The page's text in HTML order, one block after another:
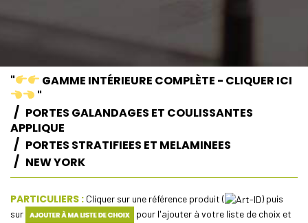
"
GAMME INTÉRIEURE COMPLÈTE - CLIQUER ICI
"
PORTES GALANDAGES ET COULISSANTES
APPLIQUE
PORTES STRATIFIEES ET MELAMINEES
NEW YORK
PARTICULIERS : Cliquer sur une référence produit (
) puis
sur
pour l'ajouter à votre liste de choix et